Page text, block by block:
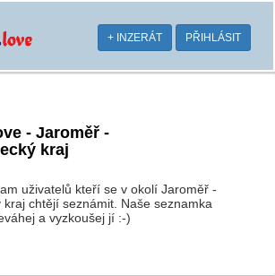
+ INZERÁT PŘIHLÁSIT
- Jaroměř -
kraj
uživatelů kteří se v okolí Jaroměř -
kraj chtějí seznámit. Naše seznamka
a vyzkoušej jí :-)